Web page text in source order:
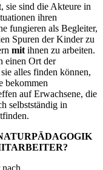
sie sind die Akteure in
ihren
fungieren als Begleiter,
Spuren der Kinder zu
mit ihnen zu arbeiten.
einen Ort der
alles finden können,
bekommen
auf Erwachsene, die
selbstständig in